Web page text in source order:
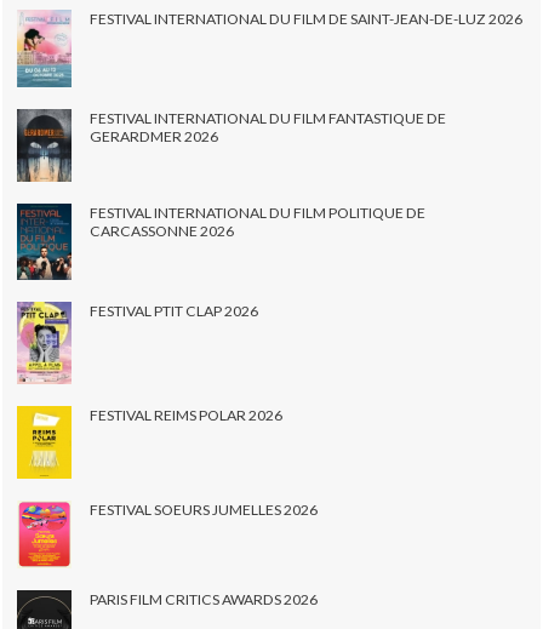
FESTIVAL INTERNATIONAL DU FILM DE SAINT-JEAN-DE-LUZ 2026
FESTIVAL INTERNATIONAL DU FILM FANTASTIQUE DE
GERARDMER 2026
FESTIVAL INTERNATIONAL DU FILM POLITIQUE DE
CARCASSONNE 2026
FESTIVAL PTIT CLAP 2026
FESTIVAL REIMS POLAR 2026
FESTIVAL SOEURS JUMELLES 2026
PARIS FILM CRITICS AWARDS 2026